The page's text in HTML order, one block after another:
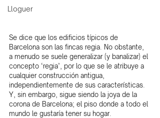
Lloguer
Se dice que los edificios típicos de
Barcelona son las fincas regia. No obstante,
a menudo se suele generalizar (y banalizar) el
concepto ‘regia’, por lo que se le atribuye a
cualquier construcción antigua,
independientemente de sus características.
Y, sin embargo, sigue siendo la joya de la
corona de Barcelona; el piso donde a todo el
mundo le gustaría tener su hogar.